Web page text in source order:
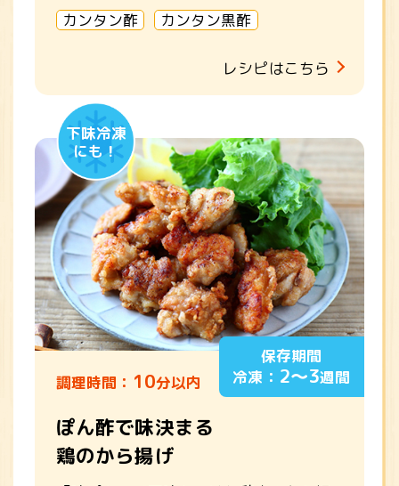
カンタン酢
カンタン黒酢
レシピはこちら
調理時間： 10分以内
保存期間
冷凍： 2～3週間
ぽん酢で味決まる
鶏のから揚げ
下味冷凍
にも！